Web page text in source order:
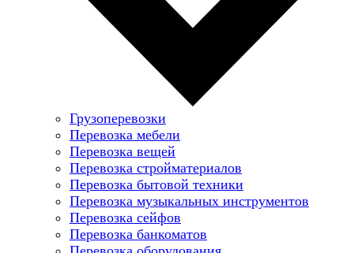
Грузоперевозки
Перевозка мебели
Перевозка вещей
Перевозка стройматериалов
Перевозка бытовой техники
Перевозка музыкальных инструментов
Перевозка сейфов
Перевозка банкоматов